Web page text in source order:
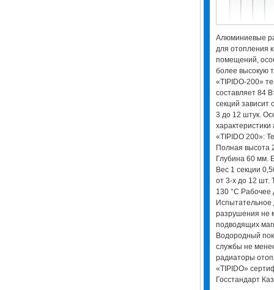
Алюминиевые
для отопления
помещений,
более высокую
«TIPIDO-200»
составляет 84
секций зависит
3 до 12 штук.
«TIPIDO 200»:
Полная высота
Глубина 60 мм.
Вес 1 секции
от 3-х до 12 шт.
130 °С Рабочее
Испытательное
разрушения не
подводящих
Водородный
службы не
радиаторы
«TIPIDO»
Госстандарт